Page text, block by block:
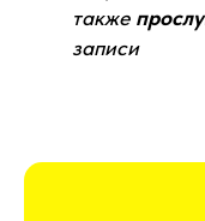
также
записи